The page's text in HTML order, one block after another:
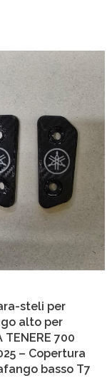
steli per
alto per
TENERE 700
– Copertura
basso T7